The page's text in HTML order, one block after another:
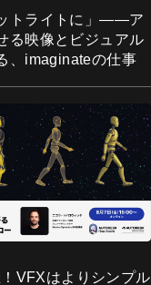
トライトに」――ア
る映像とビジュアル
、imaginateの仕事
VFXはよりシンプル